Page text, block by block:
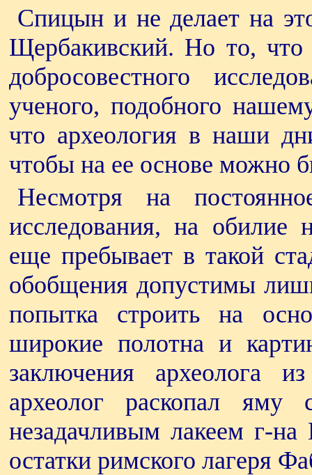
Спицын и не делает на
Щербакивский. Но то, что
добросовестного
ученого, подобного
что археология в наши
чтобы на ее основе можно
Несмотря на
исследования, на обилие
еще пребывает в такой
обобщения допустимы
попытка строить на
широкие полотна и
заключения археолога
археолог раскопал яму
незадачливым лакеем г-
остатки римского лагеря